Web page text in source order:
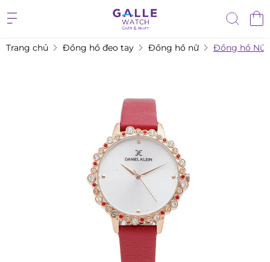
Trang chủ Đồng hồ đeo tay Đồng hồ nữ Đồng hồ Nữ